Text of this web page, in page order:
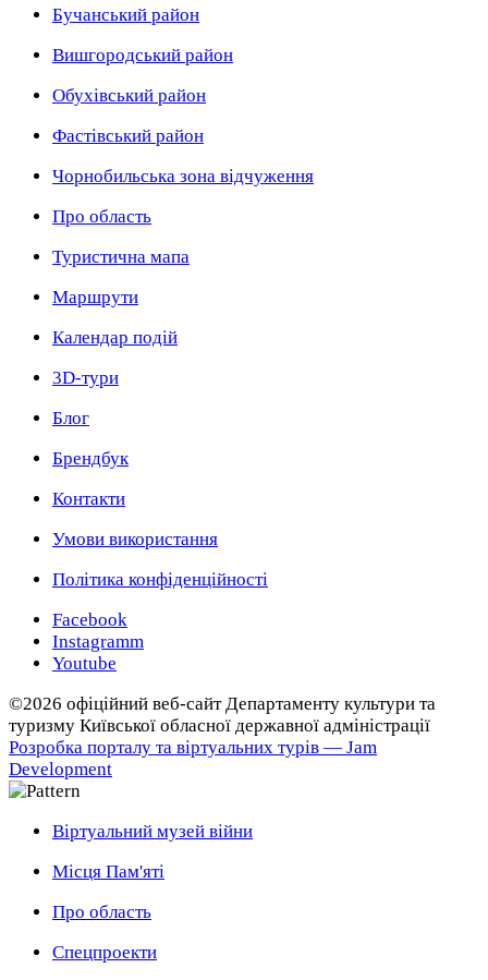
Бучанський район
Вишгородський район
Обухівський район
Фастівський район
Чорнобильська зона відчуження
Про область
Туристична мапа
Маршрути
Календар подій
3D-тури
Блог
Брендбук
Контакти
Умови використання
Політика конфіденційності
Facebook
Instagramm
Youtube
©2026 офіційний веб-сайт Департаменту культури та
туризму Київської обласної державної адміністрації
Розробка порталу та віртуальних турів — Jam
Development
Віртуальний музей війни
Місця Пам'яті
Про область
Спецпроекти